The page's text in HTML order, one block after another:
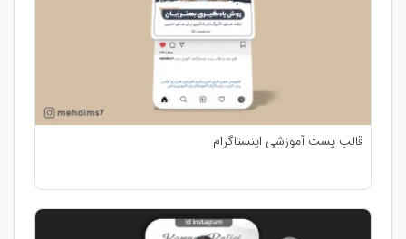
قالب پست آموزشی اینستاگرام